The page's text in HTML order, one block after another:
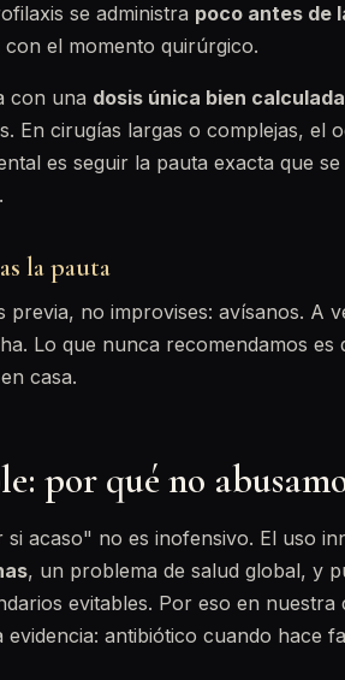
se administra poco antes de
el momento quirúrgico.
con una dosis única bien calculada
En cirugías largas o complejas, el
es seguir la pauta exacta que
la pauta
previa, no improvises: avísanos. A
Lo que nunca recomendamos
casa.
por qué no
acaso" no es inofensivo. El uso
, un problema de salud global, y
evitables. Por eso en
antibiótico cuando hace